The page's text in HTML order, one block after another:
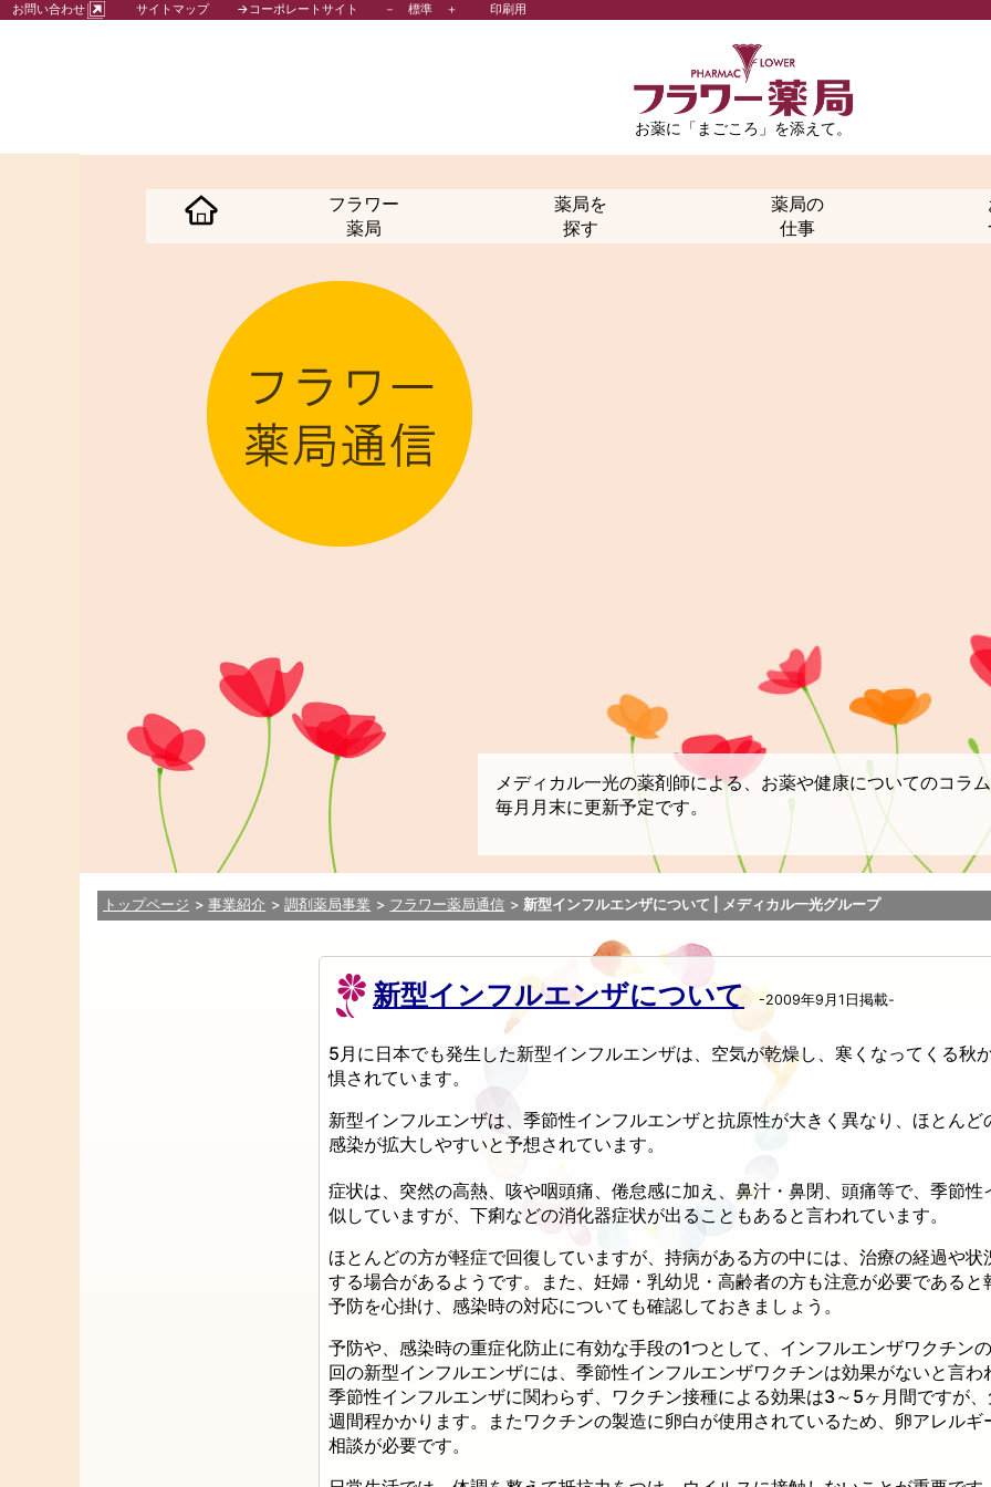
お薬に「まごころ」を添えて。
フラワー
薬局
薬局を
探す
薬局の
仕事
－ 標準 ＋ 印刷用
お問い合わせ サイトマップ →コーポレートサイト
メディカル一光の薬剤師による、お薬や健康についてのコラ
毎月月末に更新予定です。
トップページ 事業紹介 調剤薬局事業 フラワー薬局通信 新型インフルエンザについて | メディカル一光グループ
新型インフルエンザについて -2009年9月1日掲載-
5月に日本でも発生した新型インフルエンザは、空気が乾燥し、寒くなってくる秋
惧されています。
新型インフルエンザは、季節性インフルエンザと抗原性が大きく異なり、ほとんど
感染が拡大しやすいと予想されています。
症状は、突然の高熱、咳や咽頭痛、倦怠感に加え、鼻汁・鼻閉、頭痛等で、季節性
似していますが、下痢などの消化器症状が出ることもあると言われています。
ほとんどの方が軽症で回復していますが、持病がある方の中には、治療の経過や状
する場合があるようです。また、妊婦・乳幼児・高齢者の方も注意が必要であると
予防を心掛け、感染時の対応についても確認しておきましょう。
予防や、感染時の重症化防止に有効な手段の1つとして、インフルエンザワクチン
回の新型インフルエンザには、季節性インフルエンザワクチンは効果がないと言わ
季節性インフルエンザに関わらず、ワクチン接種による効果は3～5ヶ月間ですが
週間程かかります。またワクチンの製造に卵白が使用されているため、卵アレルギ
相談が必要です。